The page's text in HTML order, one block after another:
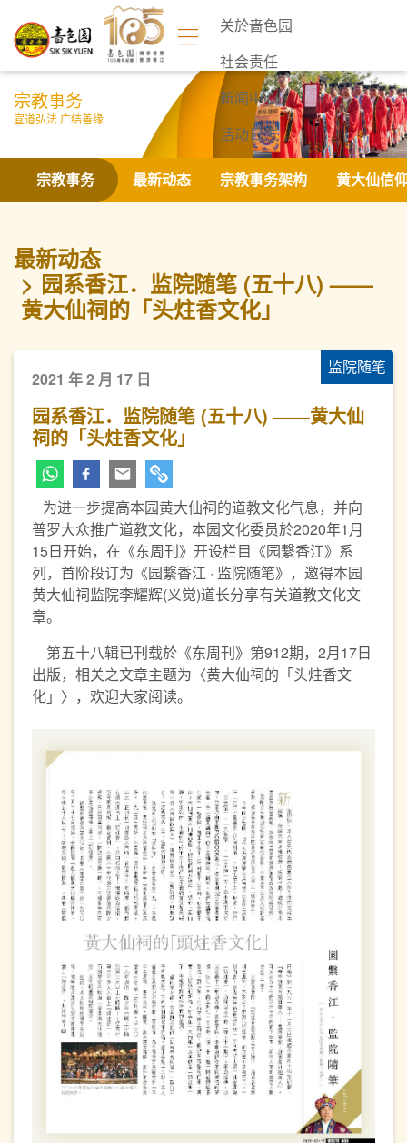
关於啬色园
社会责任
新闻中心
活动日志
联络我们
宗教事务
宣道弘法 广结善缘
宗教事务 最新动态 宗教事务架构 黄大仙信
最新动态
园系香江．监院随笔 (五十八) ——
黄大仙祠的「头炷香文化」
监院随笔
2021 年 2 月 17 日
园系香江．监院随笔 (五十八) ——黄大仙
祠的「头炷香文化」
为进一步提高本园黄大仙祠的道教文化气息，并向
普罗大众推广道教文化，本园文化委员於2020年1月
15日开始，在《东周刊》开设栏目《园繋香江》系
列，首阶段订为《园繋香江 · 监院随笔》，邀得本园
黄大仙祠监院李耀辉(义觉)道长分享有关道教文化文
章。
第五十八辑已刊载於《东周刊》第912期，2月17日
出版，相关之文章主题为〈黄大仙祠的「头炷香文
化」〉，欢迎大家阅读。